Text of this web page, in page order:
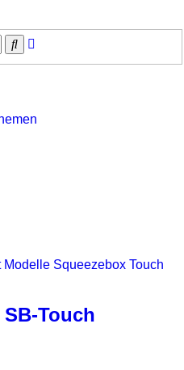
Suche
Modelle Squeezebox Touch
Touch